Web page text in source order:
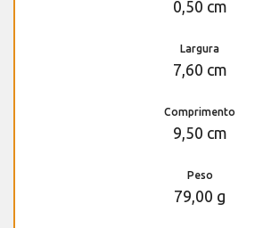
0,50 cm
Largura
7,60 cm
Comprimento
9,50 cm
Peso
79,00 g